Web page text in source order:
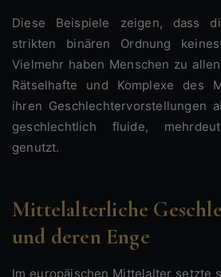
Diese Beispiele zeigen, dass die Vorstellung einer
strikten binären Ordnung
Vielmehr haben Menschen zu
Rätselhafte und Komplexe des
ihren Geschlechtervorstellungen
geschlechtlich fluide,
genutzt.
Mittelalterliche
und deren Enge
Im europäischen Mittelalter setzte sich dennoch ein sehr